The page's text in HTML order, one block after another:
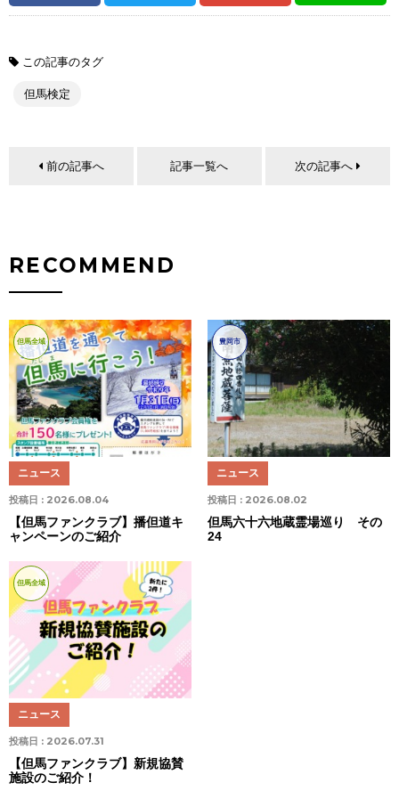
この記事のタグ
但馬検定
前の記事へ 記事一覧へ 次の記事へ
RECOMMEND
但馬全域
投稿日 : 2026.08.04
ニュース
【但馬ファンクラブ】播但道キ
ャンペーンのご紹介
豊岡市
投稿日 : 2026.08.02
ニュース
但馬六十六地蔵霊場巡り その
24
但馬全域
投稿日 : 2026.07.31
ニュース
【但馬ファンクラブ】新規協賛
施設のご紹介！